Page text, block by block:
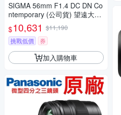
SIGMA 56mm F1.4 DC DN Co
ntemporary (公司貨) 望遠大光
圈定焦鏡頭 人像鏡 APS-C 無反
微單眼專用鏡頭
$10,631 $11,190
挑戰低價
券
加入購物車